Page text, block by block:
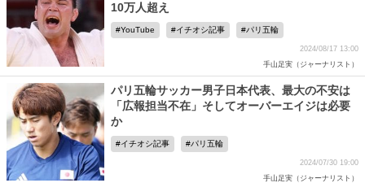
10万人超え
YouTube イチオシ記事 パリ五輪
2024/08/17 13:00
手山足実（ジャーナリスト）
パリ五輪サッカー男子日本代表、最大の不安は
「広報担当不在」そしてオーバーエイジは必要
か
イチオシ記事 パリ五輪
2024/07/30 19:00
手山足実（ジャーナリスト）